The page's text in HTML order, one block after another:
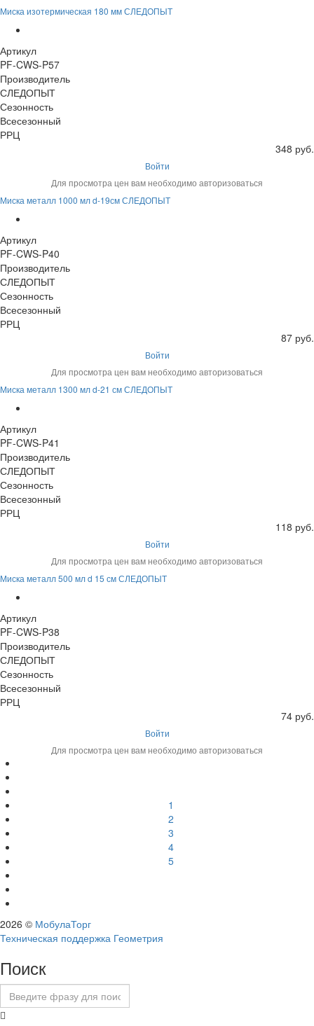
Миска изотермическая 180 мм СЛЕДОПЫТ
Артикул
PF-CWS-P57
Производитель
СЛЕДОПЫТ
Сезонность
Всесезонный
РРЦ
348 руб.
Войти
Для просмотра цен вам необходимо авторизоваться
Миска металл 1000 мл d-19см СЛЕДОПЫТ
Артикул
PF-CWS-P40
Производитель
СЛЕДОПЫТ
Сезонность
Всесезонный
РРЦ
87 руб.
Войти
Для просмотра цен вам необходимо авторизоваться
Миска металл 1300 мл d-21 см СЛЕДОПЫТ
Артикул
PF-CWS-P41
Производитель
СЛЕДОПЫТ
Сезонность
Всесезонный
РРЦ
118 руб.
Войти
Для просмотра цен вам необходимо авторизоваться
Миска металл 500 мл d 15 см СЛЕДОПЫТ
Артикул
PF-CWS-P38
Производитель
СЛЕДОПЫТ
Сезонность
Всесезонный
РРЦ
74 руб.
Войти
Для просмотра цен вам необходимо авторизоваться
1
2
3
4
5
2026 © МобулаТорг
Техническая поддержка Геометрия
Поиск